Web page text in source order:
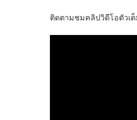
ติดตามชมคลิปวิดีโอตัวเ